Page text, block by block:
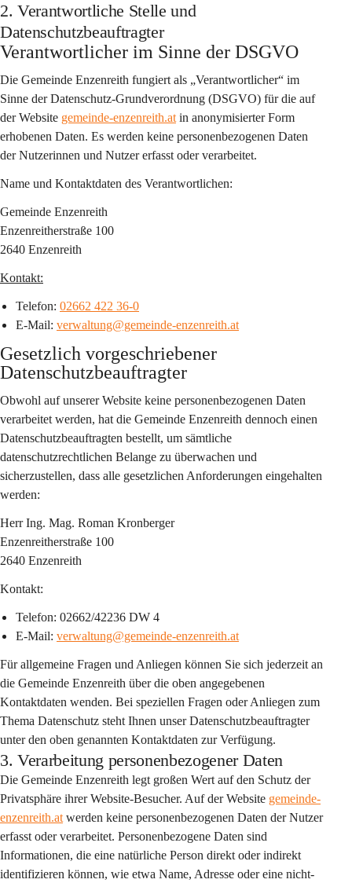
2. Verantwortliche Stelle und
Datenschutzbeauftragter
Verantwortlicher im Sinne der DSGVO
Die Gemeinde Enzenreith fungiert als „Verantwortlicher“ im
Sinne der Datenschutz-Grundverordnung (DSGVO) für die auf
der Website gemeinde-enzenreith.at in anonymisierter Form
erhobenen Daten. Es werden keine personenbezogenen Daten
der Nutzerinnen und Nutzer erfasst oder verarbeitet.
Name und Kontaktdaten des Verantwortlichen:
Gemeinde Enzenreith
Enzenreitherstraße 100
2640 Enzenreith
Kontakt:
Telefon: 02662 422 36-0
E-Mail: verwaltung@gemeinde-enzenreith.at
Gesetzlich vorgeschriebener
Datenschutzbeauftragter
Obwohl auf unserer Website keine personenbezogenen Daten
verarbeitet werden, hat die Gemeinde Enzenreith dennoch einen
Datenschutzbeauftragten bestellt, um sämtliche
datenschutzrechtlichen Belange zu überwachen und
sicherzustellen, dass alle gesetzlichen Anforderungen eingehalten
werden:
Herr Ing. Mag. Roman Kronberger
Enzenreitherstraße 100
2640 Enzenreith
Kontakt:
Telefon: 02662/42236 DW 4
E-Mail: verwaltung@gemeinde-enzenreith.at
Für allgemeine Fragen und Anliegen können Sie sich jederzeit an
die Gemeinde Enzenreith über die oben angegebenen
Kontaktdaten wenden. Bei speziellen Fragen oder Anliegen zum
Thema Datenschutz steht Ihnen unser Datenschutzbeauftragter
unter den oben genannten Kontaktdaten zur Verfügung.
3. Verarbeitung personenbezogener Daten
Die Gemeinde Enzenreith legt großen Wert auf den Schutz der
Privatsphäre ihrer Website-Besucher. Auf der Website gemeinde-
enzenreith.at werden keine personenbezogenen Daten der Nutzer
erfasst oder verarbeitet. Personenbezogene Daten sind
Informationen, die eine natürliche Person direkt oder indirekt
identifizieren können, wie etwa Name, Adresse oder eine nicht-